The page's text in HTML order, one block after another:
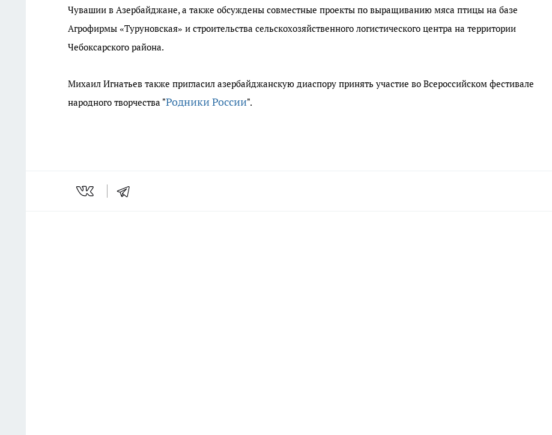
Чувашии в Азербайджане, а также обсуждены совместные проекты по выращиванию мяса птицы на базе
Агрофирмы «Туруновская» и строительства сельскохозяйственного логистического центра на территории
Чебоксарского района.
Михаил Игнатьев также пригласил азербайджанскую диаспору принять участие во Всероссийском фестивале
народного творчества "Родники России".